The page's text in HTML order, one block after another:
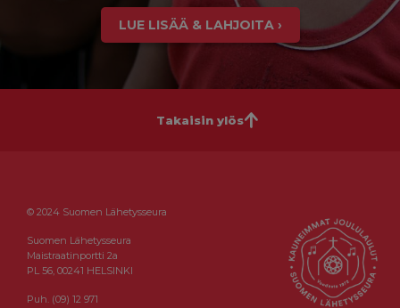
LUE LISÄÄ & LAHJOITA ›
Takaisin ylös
© 2024 Suomen Lähetysseura
Suomen Lähetysseura
Maistraatinportti 2a
PL 56, 00241 HELSINKI
Puh. (09) 12 971